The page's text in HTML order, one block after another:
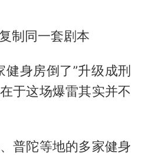
制同一套剧本
身房倒了”升级成刑
于这场爆雷其实并不
普陀等地的多家健身